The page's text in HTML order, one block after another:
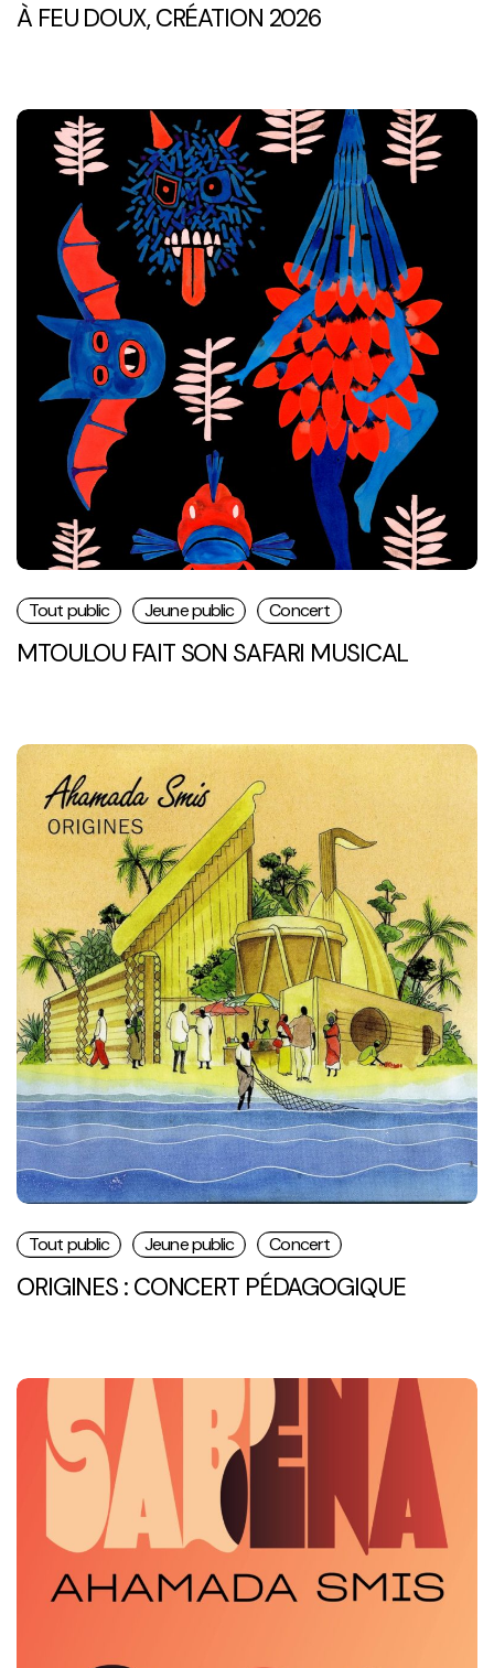
À FEU DOUX, CRÉATION 2026
Mtoulou
musical
Tout public Jeune public Concert
MTOULOU FAIT SON SAFARI MUSICAL
Origines
concert
pédagogique
Tout public Jeune public Concert
ORIGINES : CONCERT PÉDAGOGIQUE
Sabena